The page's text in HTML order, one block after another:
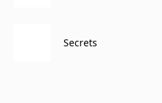
Secrets